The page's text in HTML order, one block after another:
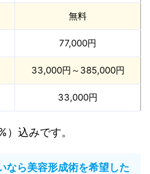
無料
77,000円
33,000円～385,000円
33,000円
）込みです。
なら美容形成術を希望した